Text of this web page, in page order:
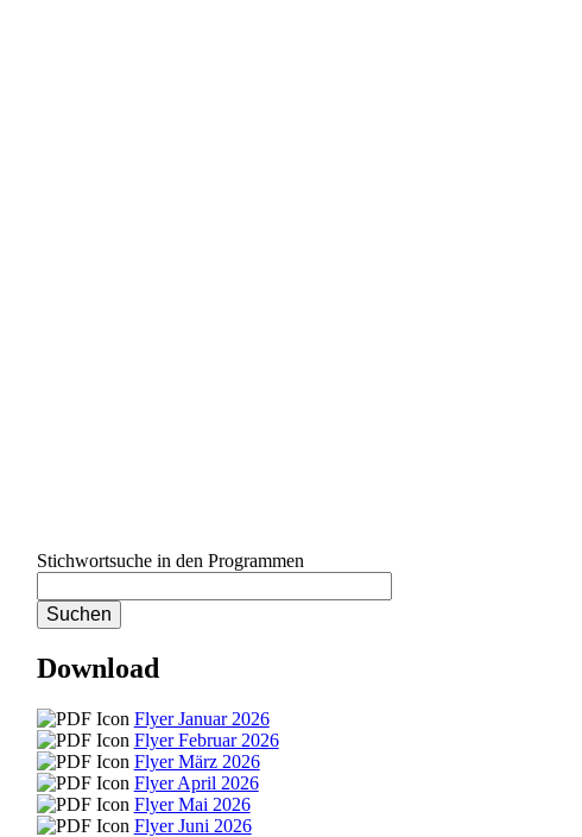
Stichwortsuche in den Programmen
Download
Flyer Januar 2026
Flyer Februar 2026
Flyer März 2026
Flyer April 2026
Flyer Mai 2026
Flyer Juni 2026